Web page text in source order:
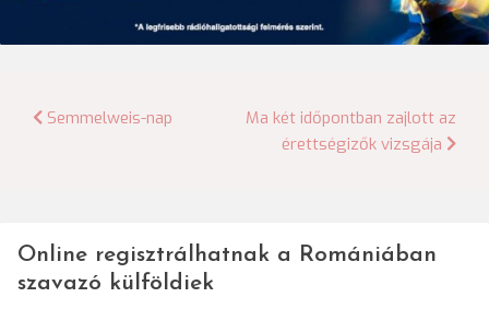
Bejegyzés
Semmelweis-nap
Ma két időpontban zajlott az
érettségizők vizsgája
Online regisztrálhatnak a Romániában
szavazó külföldiek